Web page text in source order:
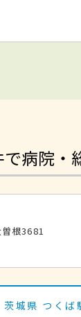
病院・
根3681
茨城県 つくば